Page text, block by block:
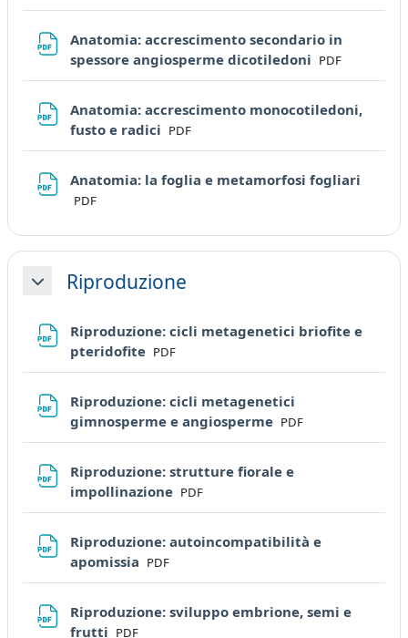
Anatomia: accrescimento secondario in
spessore angiosperme dicotiledoni File
PDF
Anatomia: accrescimento monocotiledoni,
fusto e radici File
PDF
Anatomia: la foglia e metamorfosi fogliari
PDF
MinimizzaRiproduzione
Riproduzione: cicli metagenetici briofite e
pteridofite File
PDF
Riproduzione: cicli metagenetici
gimnosperme e angiosperme File
PDF
Riproduzione: strutture fiorale e
impollinazione File
PDF
Riproduzione: autoincompatibilità e
apomissia File
PDF
Riproduzione: sviluppo embrione, semi e
frutti File
PDF